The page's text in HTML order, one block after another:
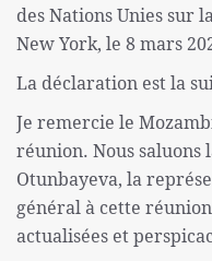
des Nations Unies sur
New York, le 8 mars
La déclaration est la
Je remercie le
réunion. Nous saluons
Otunbayeva, la
général à cette
actualisées et